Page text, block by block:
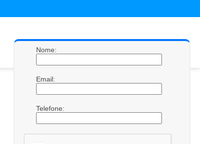
Nome:
Email:
Telefone: